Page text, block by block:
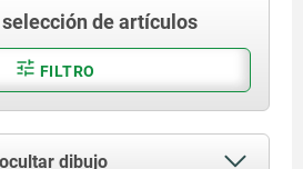
de artículos
FILTRO
dibujo